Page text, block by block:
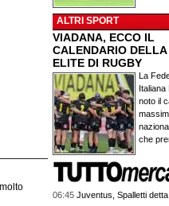
ALTRI SPORT
VIADANA, ECCO IL
CALENDARIO DELLA
ELITE DI RUGBY
La
noto il
che
06:45 Juventus, Spalletti